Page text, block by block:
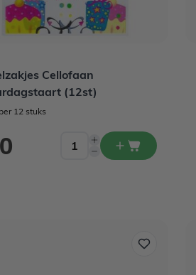
Cellofaan
(12st)
12 stuks